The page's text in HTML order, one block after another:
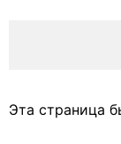
Эта страница